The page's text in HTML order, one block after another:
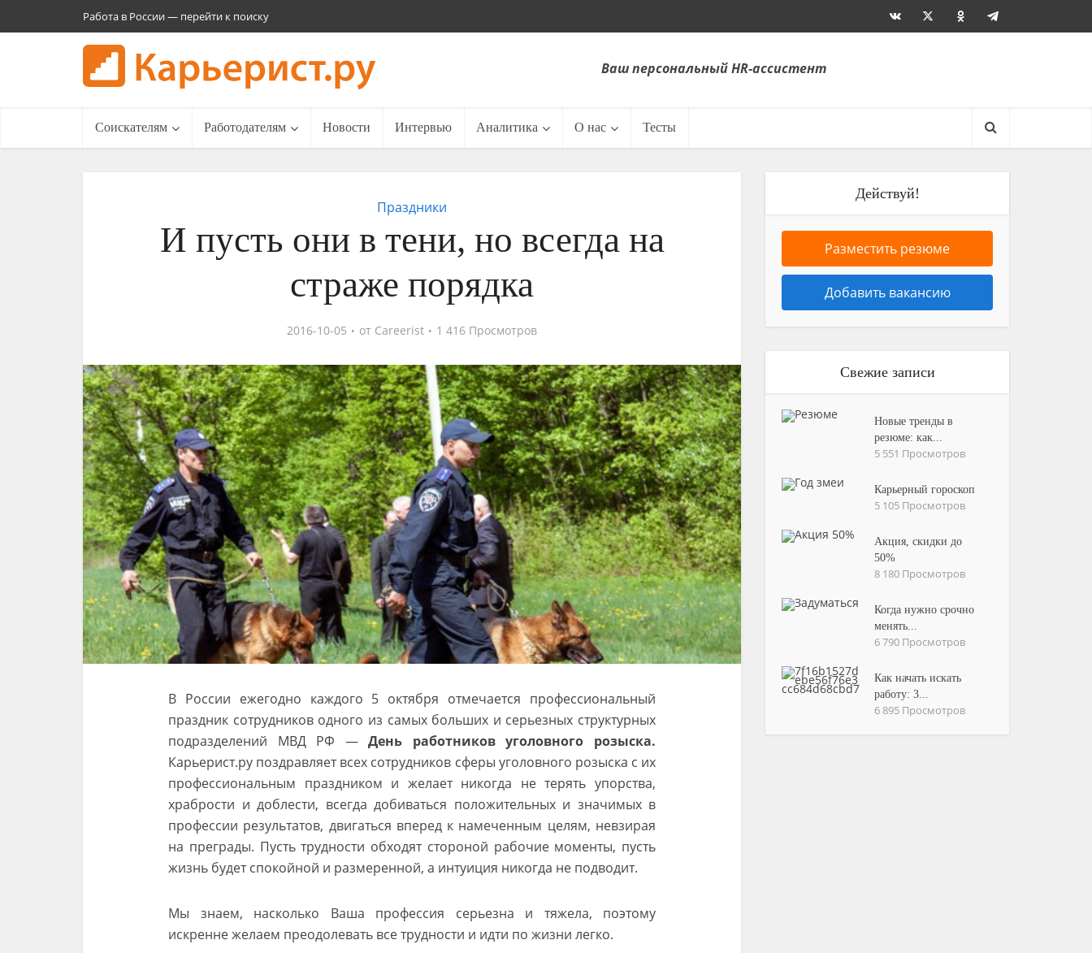
Работа в России — перейти к поиску
Ваш персональный HR-ассистент
Соискателям Работодателям Новости Интервью Аналитика О нас Тесты
Праздники
И пусть они в тени, но всегда на
страже порядка
2016-10-05 от Careerist 1 416 Просмотров
В России ежегодно каждого 5 октября отмечается профессиональный
праздник сотрудников одного из самых больших и серьезных структурных
подразделений МВД РФ —День работников уголовного розыска.
Карьерист.ру поздравляет всех сотрудников сферы уголовного розыска с их
профессиональным праздником и желает никогда не терять упорства,
храбрости и доблести, всегда добиваться положительных и значимых в
профессии результатов, двигаться вперед к намеченным целям, невзирая
на преграды. Пусть трудности обходят стороной рабочие моменты, пусть
жизнь будет спокойной и размеренной, а интуиция никогда не подводит.
Мы знаем, насколько Ваша профессия серьезна и тяжела, поэтому
искренне желаем преодолевать все трудности и идти по жизни легко.
Действуй!
Разместить резюме
Добавить вакансию
Свежие записи
Новые тренды в
резюме: как...
5 551 Просмотров
Карьерный гороскоп
5 105 Просмотров
Акция, скидки до
50%
8 180 Просмотров
Когда нужно срочно
менять...
6 790 Просмотров
Как начать искать
работу: 3...
6 895 Просмотров